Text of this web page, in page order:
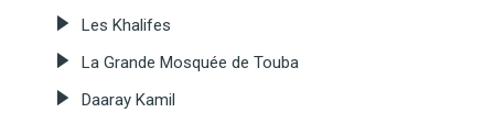
Les Khalifes
La Grande Mosquée de Touba
Daaray Kamil